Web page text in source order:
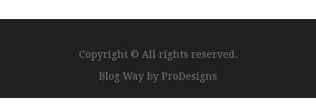
Copyright © All rights reserved.
Blog Way by ProDesigns